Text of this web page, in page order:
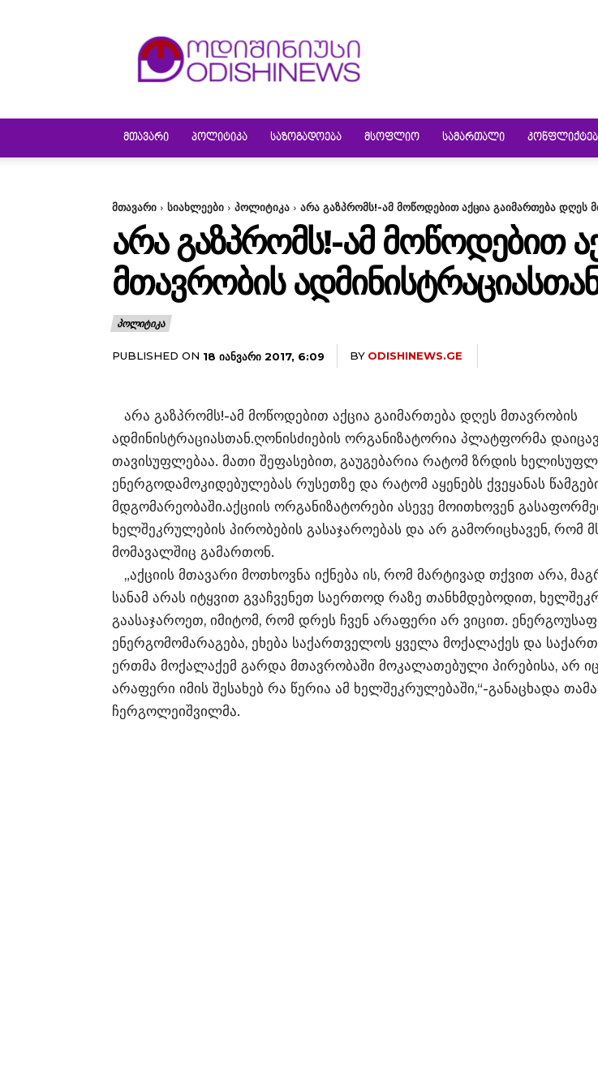
ᲛᲗᲐᲕᲐᲠᲘ ᲞᲝᲚᲘᲢᲘᲙᲐ ᲡᲐᲖᲝᲒᲐᲓᲝᲔᲑᲐ ᲛᲡᲝᲤᲚᲘᲝ ᲡᲐᲛᲐᲠᲗᲐᲚᲘ
მთავარი სიახლეები პოლიტიკა არა გაზპრომს!-ამ მოწოდებით აქცია გაიმართება დღეს
ᲐᲠᲐ ᲒᲐᲖᲞᲠᲝᲛᲡ!-ᲐᲛ ᲛᲝᲬᲝᲓᲔᲑᲘᲗ
ᲛᲗᲐᲕᲠᲝᲑᲘᲡ
ᲞᲝᲚᲘᲢᲘᲙᲐ
PUBLISHED ON 18 ᲘᲐᲜᲕᲐᲠᲘ 2017, 6:09 BY ODISHINEWS.GE
არა გაზპრომს!-ამ მოწოდებით აქცია გაიმართება დღეს მთავრობის
ადმინისტრაციასთან.ღონისძიების ორგანიზატორია პლატფორმა
თავისუფლებაა. მათი შეფასებით, გაუგებარია რატომ ზრდის
ენერგოდამოკიდებულებას რუსეთზე და რატომ აყენებს ქვეყანას
მდგომარეობაში.აქციის ორგანიზატორები ასევე მოითხოვენ
ხელშეკრულების პირობების გასაჯაროებას და არ გამორიცხავენ, რომ
მომავალშიც გამართონ.
„აქციის მთავარი მოთხოვნა იქნება ის, რომ მარტივად თქვით არა,
სანამ არას იტყვით გვაჩვენეთ საერთოდ რაზე თანხმდებოდით,
გაასაჯაროეთ, იმიტომ, რომ დრეს ჩვენ არაფერი არ ვიცით.
ენერგომომარაგება, ეხება საქართველოს ყველა მოქალაქეს და
ერთმა მოქალაქემ გარდა მთავრობაში მოკალათებული პირებისა, არ
არაფერი იმის შესახებ რა წერია ამ ხელშეკრულებაში,“-განაცხადა
ჩერგოლეიშვილმა.